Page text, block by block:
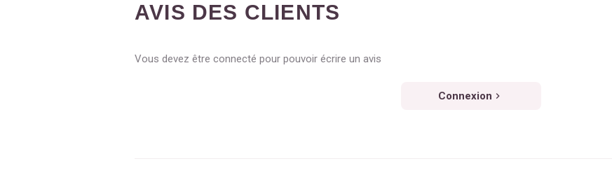
AVIS DES CLIENTS
Vous devez être connecté pour pouvoir écrire un avis
Connexion